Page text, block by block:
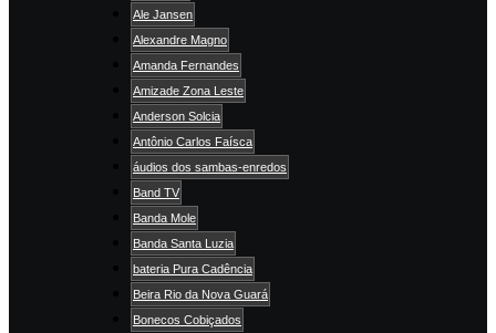
Ale Jansen
Alexandre Magno
Amanda Fernandes
Amizade Zona Leste
Anderson Solcia
Antônio Carlos Faísca
áudios dos sambas-enredos
Band TV
Banda Mole
Banda Santa Luzia
bateria Pura Cadência
Beira Rio da Nova Guará
Bonecos Cobiçados